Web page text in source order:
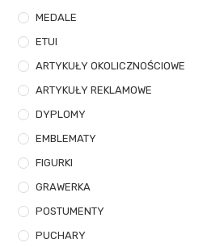
MEDALE
ETUI
ARTYKUŁY OKOLICZNOŚCIOWE
ARTYKUŁY REKLAMOWE
DYPLOMY
EMBLEMATY
FIGURKI
GRAWERKA
POSTUMENTY
PUCHARY